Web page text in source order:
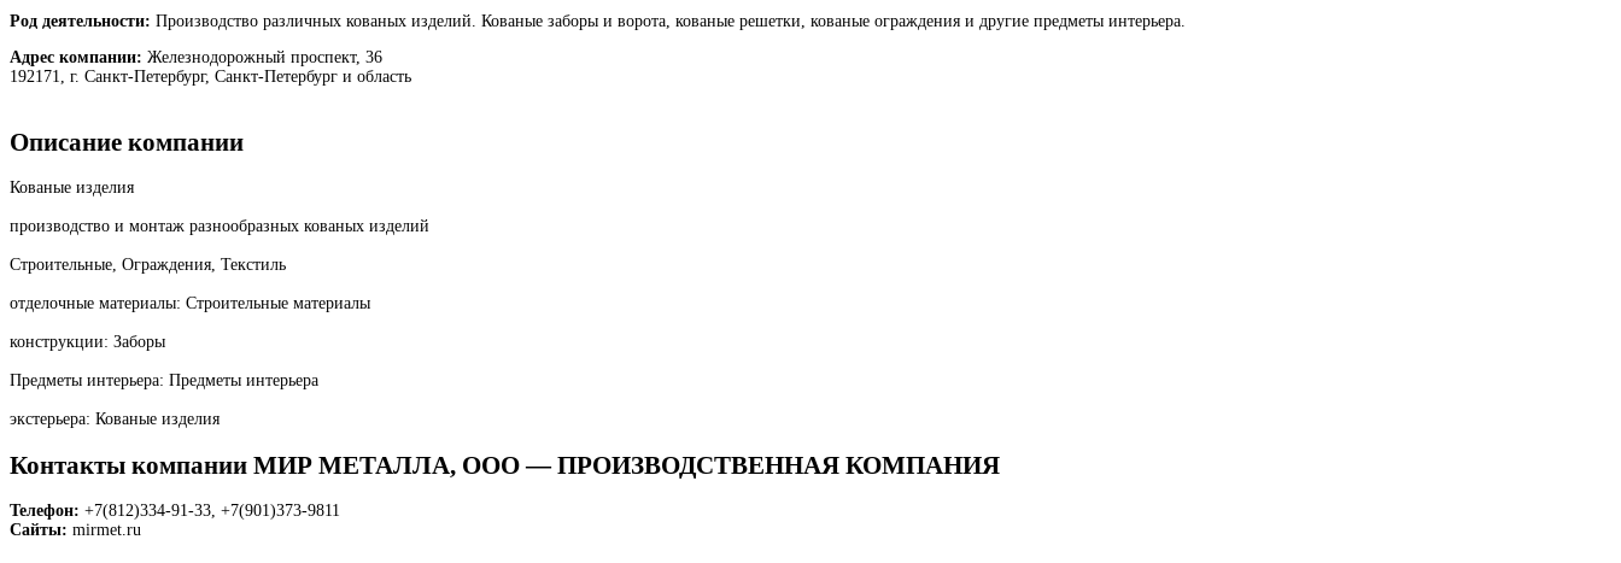
Род деятельности: Производство различных кованых изделий. Кованые заборы и ворота, кованые решетки, кованые ограждения и другие предметы интерьера.
Адрес компании: Железнодорожный проспект, 36
192171, г. Санкт-Петербург, Санкт-Петербург и область
Описание компании
Кованые изделия
производство и монтаж разнообразных кованых изделий
Строительные, Ограждения, Текстиль
отделочные материалы: Строительные материалы
конструкции: Заборы
Предметы интерьера: Предметы интерьера
экстерьера: Кованые изделия
Контакты компании МИР МЕТАЛЛА, ООО — ПРОИЗВОДСТВЕННАЯ КОМПАНИЯ
Телефон: +7(812)334-91-33, +7(901)373-9811
Сайты: mirmet.ru